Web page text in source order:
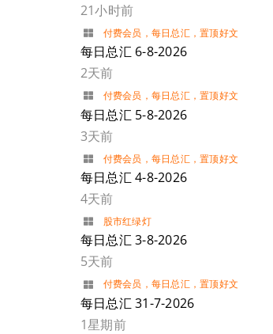
21小时前
付费会员 ， 每日总汇，置顶好文
每日总汇 6-8-2026
2天前
付费会员 ， 每日总汇，置顶好文
每日总汇 5-8-2026
3天前
付费会员 ， 每日总汇，置顶好文
每日总汇 4-8-2026
4天前
股市红绿灯
每日总汇 3-8-2026
5天前
付费会员 ， 每日总汇，置顶好文
每日总汇 31-7-2026
1星期前